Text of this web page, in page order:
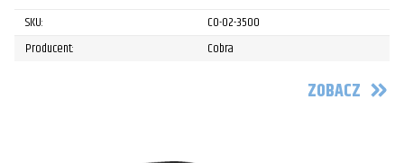
SKU:
CO-02-3500
Producent:
Cobra
ZOBACZ